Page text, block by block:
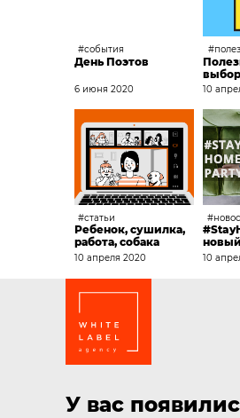
День Поэтов
Ребенок, сушилка,
работа, собака
#события
#статьи
6 июня 2020 10
10 апреля 2020 10
У вас